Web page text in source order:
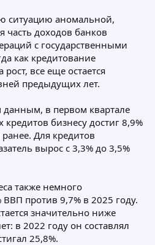
ситуацию аномальной,
часть доходов банков
с государственными
как кредитование
все еще остается
предыдущих лет.
в первом квартале
бизнесу достиг 8,9%
Для кредитов
вырос с 3,3% до 3,5%
также немного
против 9,7% в 2025 году.
значительно ниже
в 2022 году он составлял
25,8%.